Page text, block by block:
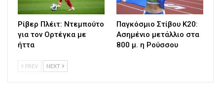
Ρίβερ Πλέιτ: Ντεμπούτο
για τον Ορτέγκα με
ήττα
Παγκόσμιο Στίβου Κ20:
Ασημένιο μετάλλιο στα
800 μ. η Ρούσσου
PREV NEXT